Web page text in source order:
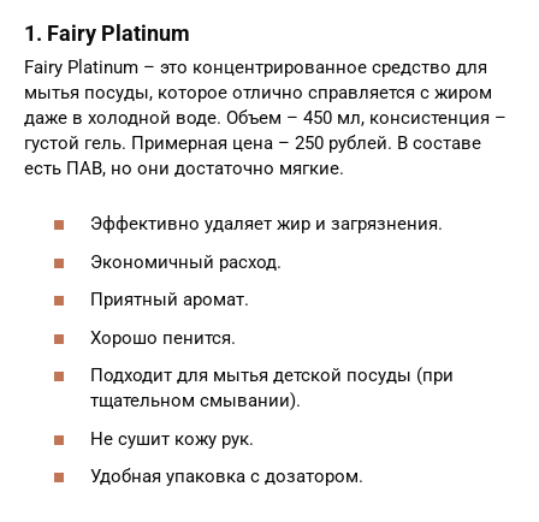
1. Fairy Platinum
Fairy Platinum – это концентрированное средство для
мытья посуды, которое отлично справляется с жиром
даже в холодной воде. Объем – 450 мл, консистенция –
густой гель. Примерная цена – 250 рублей. В составе
есть ПАВ, но они достаточно мягкие.
Эффективно удаляет жир и загрязнения.
Экономичный расход.
Приятный аромат.
Хорошо пенится.
Подходит для мытья детской посуды (при
тщательном смывании).
Не сушит кожу рук.
Удобная упаковка с дозатором.